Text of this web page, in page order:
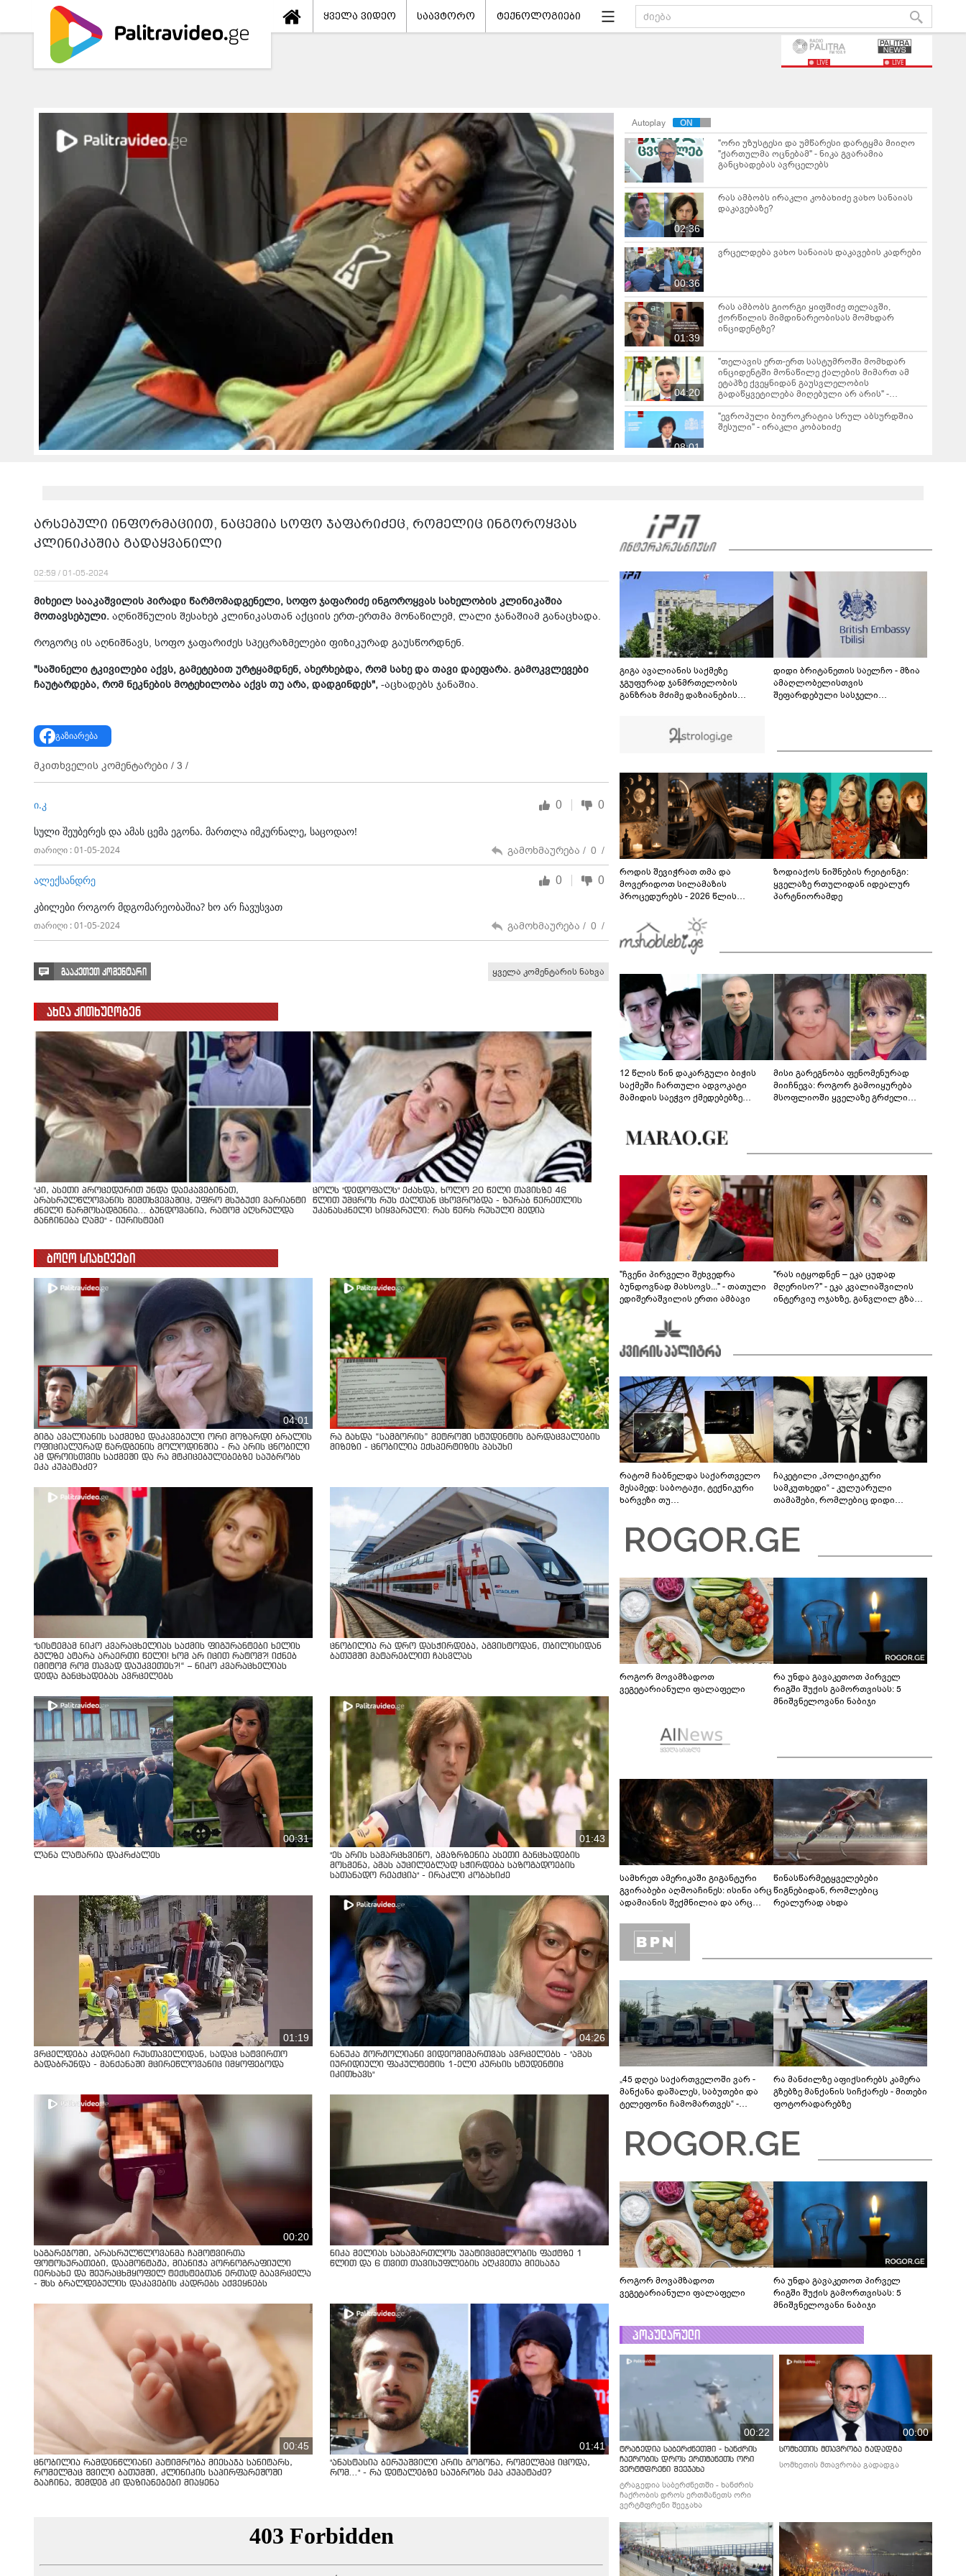
ყველა ვიდეო საავტორო ტექნოლოგიები
LIVE LIVE
Autoplay
"ორი უზუსტესი და უმწარესი დარტყმა მიიღო
"ქართულმა ოცნებამ" - ნიკა გვარამია
განცხადებას ავრცელებს
02:36
რას ამბობს ირაკლი კობახიძე ვახო სანაიას
დაკავებაზე?
00:36
ვრცელდება ვახო სანაიას დაკავების კადრები
01:39
რას ამბობს გიორგი ყიფშიძე თელავში,
ქორწილის მიმდინარეობისას მომხდარ
ინციდენტზე?
04:20
"თელავის ერთ-ერთ სასტუმროში მომხდარ
ინციდენტში მონაწილე ქალების მიმართ ამ
ეტაპზე ქვეყნიდან გაუსვლელობის
გადაწყვეტილება მიღებული არ არის" -
პროკურორი
08:01
"ევროპული ბიუროკრატია სრულ აბსურდშია
შესული" - ირაკლი კობახიძე
მიცემულია 28 პირი - რა დეტალები ხდება
"თელავში მშენებლობის ნებართვები
ნამდვილად არასწორად იყო გაცემული
რამდენიმე კომერციულ ობიექტზე" - ირაკლი
კობახიძე
08:58
ირაკლი კობახიძის ბრიფინგი - "არსებობს
ცნობილი გამონათქვამი - რასაც პეტრე ამბობს
პავლეზე, პეტრეზე მეტს ამბობს, ვიდრე
პავლეზე"
არსებული ინფორმაციით, ნაცემია სოფო ჯაფარიძეც, რომელიც ინგოროყვას
კლინიკაშია გადაყვანილი
02:59 / 01-05-2024
მიხეილ სააკაშვილის პირადი წარმომადგენელი, სოფო ჯაფარიძე ინგოროყვას სახელობის კლინიკაშია
მოთავსებული. აღნიშნულის შესახებ კლინიკასთან აქციის ერთ-ერთმა მონაწილემ, ლალი ჯანაშიამ განაცხადა.
როგორც ის აღნიშნავს, სოფო ჯაფარიძეს სპეცრაზმელები ფიზიკურად გაუსწორდნენ.
"საშინელი ტკივილები აქვს, გამეტებით ურტყამდნენ, ახერხებდა, რომ სახე და თავი დაეფარა. გამოკვლევები
ჩაუტარდება, რომ ნეკნების მოტეხილობა აქვს თუ არა, დადგინდეს", -აცხადებს ჯანაშია.
გაზიარება
მკითხველის კომენტარები / 3 /
ი.კ 0 0
სული შეუბერეს და ამას ცემა ეგონა. მართლა იმკურნალე, საცოდაო!
თარიღი : 01-05-2024 გამოხმაურება / 0 /
ალექსანდრე 0 0
კბილები როგორ მდგომარეობაშია? ხო არ ჩავუსვათ
თარიღი : 01-05-2024 გამოხმაურება / 0 /
გააკეთეთ კომენტარი ყველა კომენტარის ნახვა
ახლა კითხულობენ
"კი, ასეთი პროცედურით უნდა დაეკავებინათ,
არასრულწლოვანის შემთხვევაშიც, უფრო მსუბუქი ვარიანტი
ძნელი წარმოსადგენია... ბუნდოვანია, რატომ აღსრულდა
განჩინება ღამე" - იურისტები
ცოლს "დედოფალს" ეძახდა, ხოლო 20 წელი თავისზე 46
წლით უმცროს რუს ქალთან ცხოვრობდა - ზურაბ წერეთლის
უკანასკნელი სიყვარული: რას წერს რუსული მედია
ბოლო სიახლეები
04:01
გიგა ავალიანის საქმეზე დაკავებული ორი მოზარდი ბრალის
ოფიციალურად წარდგენის მოლოდინშია - რა არის ცნობილი
ამ დროისთვის საქმეში და რა მტკიცებულებებზე საუბრობს
ეკა კუპატაძე?
რა გახდა “სამგორის” მეტროში სტუდენტის გარდაცვალების
მიზეზი - ცნობილია ექსპერტიზის პასუხი
"სისტემამ ნიკო კვარაცხელიას საქმის ფიგურანტები ხელის
გულზე ატარა არაერთი წელი! ხომ არ იცით რატომ?! იქნებ
იმიტომ რომ თავად დაუკვეთეს?!“ – ნიკო კვარაცხელიას
დედა განცხადებას ავრცელებს
ცნობილია რა დრო დასჭირდება, აგვისტოდან, თბილისიდან
ბათუმში მატარებლით ჩასვლას
00:31
ლანა ლატარია დაკრძალეს
01:43
"ეს არის სამარცხვინო, ამაზრზენია ასეთი განცხადების
მოსმენა, ამას აუცილებლად სჭირდება საზოგადოების
სათანადო რეაქცია" - ირაკლი კობახიძე
01:19
ვრცელდება კადრები რუსთაველიდან, სადაც სატვირთო
გადაბრუნდა - მანქანაში მცირეწლოვანიც იმყოფებოდა
04:26
ნანუკა ჟორჟოლიანი ვიდეომიმართვას ავრცელებს - "ამას
იურიდიული ფაკულტეტის 1-ელი კურსის სტუდენტიც
იკითხავს"
00:20
საგარეჯოში, არასრულწლოვანმა ჩამოტვირთა
ფოტოსურათები, დაამონტაჟა, მიანიჭა პორნოგრაფიული
იერსახე და შეურაცხმყოფელ ტექსტებთან ერთად გაავრცელა
- შსს ბრალდებულის დაკავების კადრებს აქვეყნებს
ნიკა მელიას სასამართლოს უპატივცემლობის ფაქტზე 1
წლით და 6 თვით თავისუფლების აღკვეთა მიესაჯა
00:45
ცნობილია რამდენწლიანი პატიმრობა მიესაჯა სანიტარს,
რომელმაც შვილი ბათუმში, კლინიკის საპირფარეშოში
გააჩინა, შემდეგ კი დაზიანებები მიაყენა
01:41
"ანასტასია ბერუაშვილი არის გოგონა, რომელმაც იცოდა,
რომ..." - რა დეტალებზე საუბრობს ეკა კუპატაძე?
გიგა ავალიანის საქმეზე
ჯგუფურად ჯანმრთელობის
განზრახ მძიმე დაზიანების
დანაშაულის შეუტყობინებლობის
ფაქტზე ანასტასია ბერუაშვილს
დიდი ბრიტანეთის საელჩო - მზია
ამაღლობელისთვის
შეფარდებული სასჯელი
როდის შევიჭრათ თმა და
მოვერიდოთ სილამაზის
პროცედურებს - 2026 წლის
გზამკვლევი
ზოდიაქოს ნიშნების რეიტინგი:
ყველაზე რთულიდან იდეალურ
პარტნიორამდე
12 წლის წინ დაკარგული ბიჭის
საქმეში ჩართული ადვოკატი
მამიდის საეჭვო ქმედებებზე
მოწოდებაზე... წლობით
მიმდინარეობდა საქმის
მისი გარეგნობა ფენომენურად
მიიჩნევა: როგორ გამოიყურება
მსოფლიოში ყველაზე გრძელი
"ჩვენი პირველი შეხვედრა
ბუნდოვნად მახსოვს..." - თათული
ედიშერაშვილის ერთი ამბავი
"რას იტყოდნენ – ეკა ცუდად
მღერისო?" - ეკა კვალიაშვილის
ინტერვიუ ოჯახზე, განვლილ გზასა
რატომ ჩაბნელდა საქართველო
მესამედ: საბოტაჟი, ტექნიკური
ხარვეზი თუ
ჩაკეტილი „პოლიტიკური
სამკუთხედი“ - კულუარული
თამაშები, რომლებიც დიდი
როგორ მოვამზადოთ
ვეგეტარიანული ფალაფელი
რა უნდა გავაკეთოთ პირველ
რიგში შუქის გამორთვისას: 5
მნიშვნელოვანი ნაბიჯი
სამხრეთ ამერიკაში გიგანტური
გვირაბები აღმოაჩინეს: ისინი არც
ადამიანის შექმნილია და არც
ლაბირინთები?
წინასწარმეტყველებები
წიგნებიდან, რომლებიც
რეალურად ახდა
„45 დღეა საქართველოში ვარ -
მანქანა დაშალეს, საბუთები და
ტელეფონი ჩამომართვეს“ -
გავლას ვერ ახერხებენ
რა მანძილზე აფიქსირებს კამერა
გზებზე მანქანის სიჩქარეს - მითები
ფოტორადარებზე
როგორ მოვამზადოთ
ვეგეტარიანული ფალაფელი
რა უნდა გავაკეთოთ პირველ
რიგში შუქის გამორთვისას: 5
მნიშვნელოვანი ნაბიჯი
პოპულარული
00:22
ტრაგედია საბერძნეთში - ხანძრის
ჩაქრობის დროს ერთმანეთს ორი
ვერტმფრენი შეეჯახა
ტრაგედია საბერძნეთში - ხანძრის
ჩაქრობის დროს ერთმანეთს ორი
ვერტმფრენი შეეჯახა
00:00
სომხეთის მთავრობა გადადგა
სომხეთის მთავრობა გადადგა